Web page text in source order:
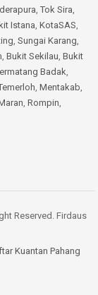
, Tok Sira,
Istana, KotaSAS,
, Sungai Karang,
, Bukit Sekilau, Bukit
Badak,
, Mentakab,
, Rompin,
Reserved. Firdaus
Kuantan Pahang